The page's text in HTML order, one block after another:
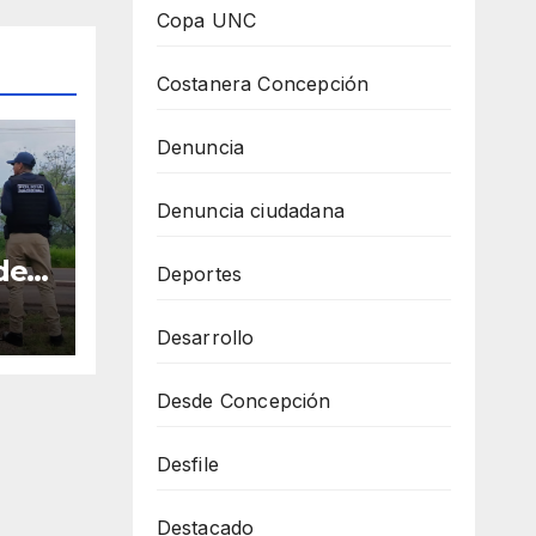
Copa UNC
Costanera Concepción
Denuncia
Denuncia ciudadana
Deportes
Desarrollo
Desde Concepción
Desfile
Destacado